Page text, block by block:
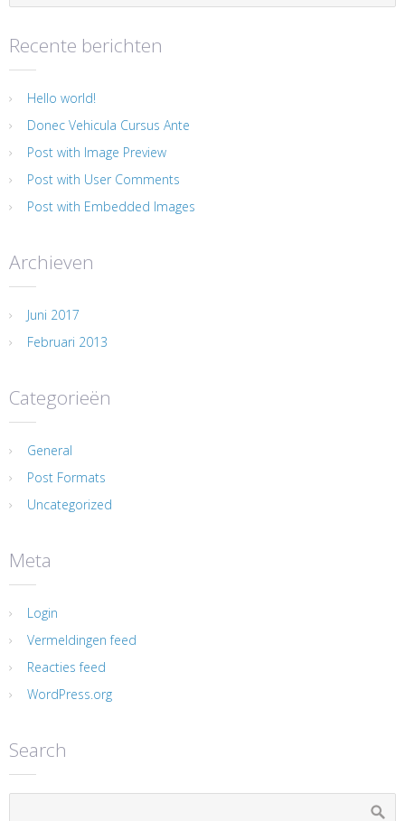
Recente berichten
Hello world!
Donec Vehicula Cursus Ante
Post with Image Preview
Post with User Comments
Post with Embedded Images
Archieven
Juni 2017
Februari 2013
Categorieën
General
Post Formats
Uncategorized
Meta
Login
Vermeldingen feed
Reacties feed
WordPress.org
Search